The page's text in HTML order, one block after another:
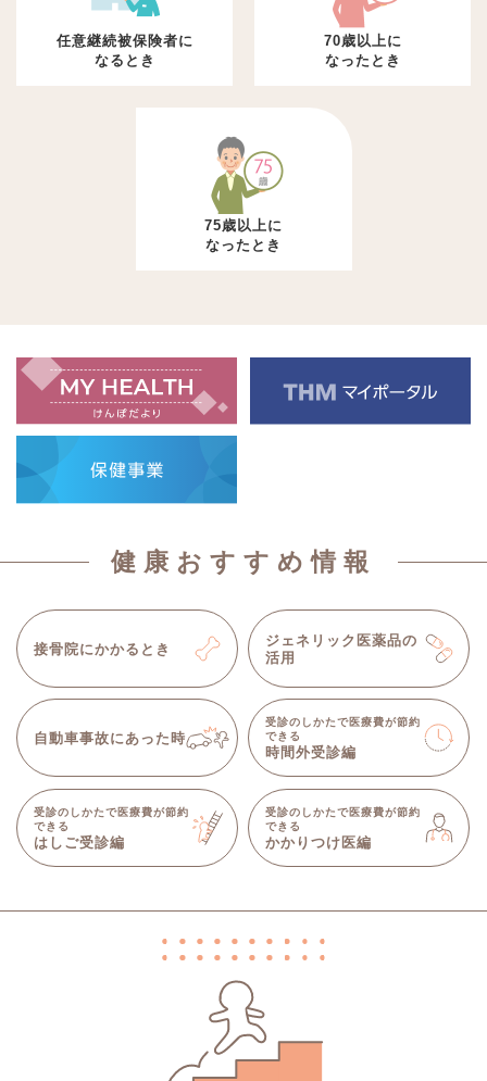
任意継続被保険者に
なるとき
70歳以上に
なったとき
75歳以上に
なったとき
健康おすすめ情報
接骨院にかかるとき
ジェネリック医薬品の
活用
自動車事故にあった時
受診のしかたで医療費が節約
できる
時間外受診編
受診のしかたで医療費が節約
できる
はしご受診編
受診のしかたで医療費が節約
できる
かかりつけ医編